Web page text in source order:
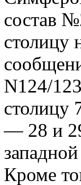
состав
столицу
N124/
столицу
— 28 и
Кроме